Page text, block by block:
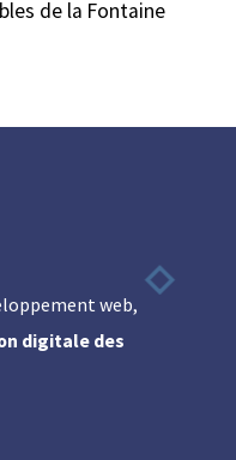
de la Fontaine
web,
digitale des